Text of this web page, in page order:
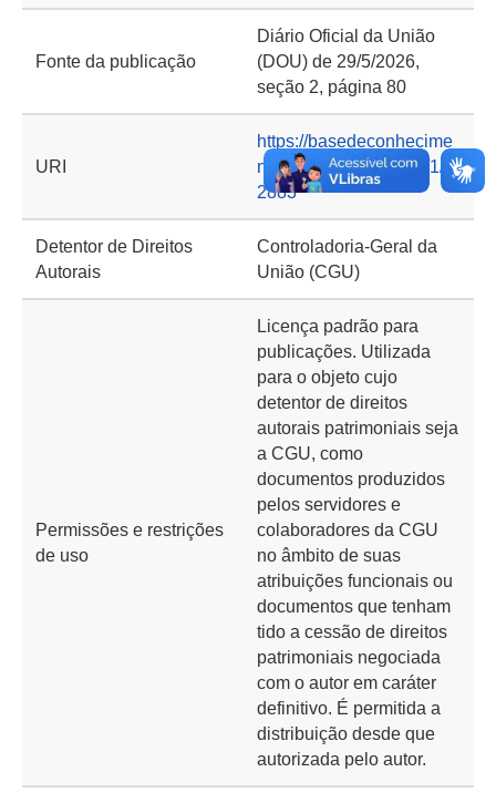
Fonte da publicação
Diário Oficial da União
(DOU) de 29/5/2026,
seção 2, página 80
URI
https://basedeconhecime
nto.cgu.gov.br/handle/1/2
2883
Detentor de Direitos
Autorais
Controladoria-Geral da
União (CGU)
Permissões e restrições
de uso
Licença padrão para
publicações. Utilizada
para o objeto cujo
detentor de direitos
autorais patrimoniais seja
a CGU, como
documentos produzidos
pelos servidores e
colaboradores da CGU
no âmbito de suas
atribuições funcionais ou
documentos que tenham
tido a cessão de direitos
patrimoniais negociada
com o autor em caráter
definitivo. É permitida a
distribuição desde que
autorizada pelo autor.